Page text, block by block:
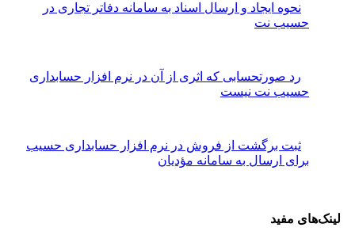
نحوه ایجاد و ارسال اسناد به سامانه دفاتر تجاری در
حسیب نت
رد صورتحسابی که اثری از آن در نرم افزار حسابداری
حسیب نت نیست
ثبت برگشت از فروش در نرم افزار حسابداری حسیب
برای ارسال به سامانه مؤدیان
لینک‌های مفید